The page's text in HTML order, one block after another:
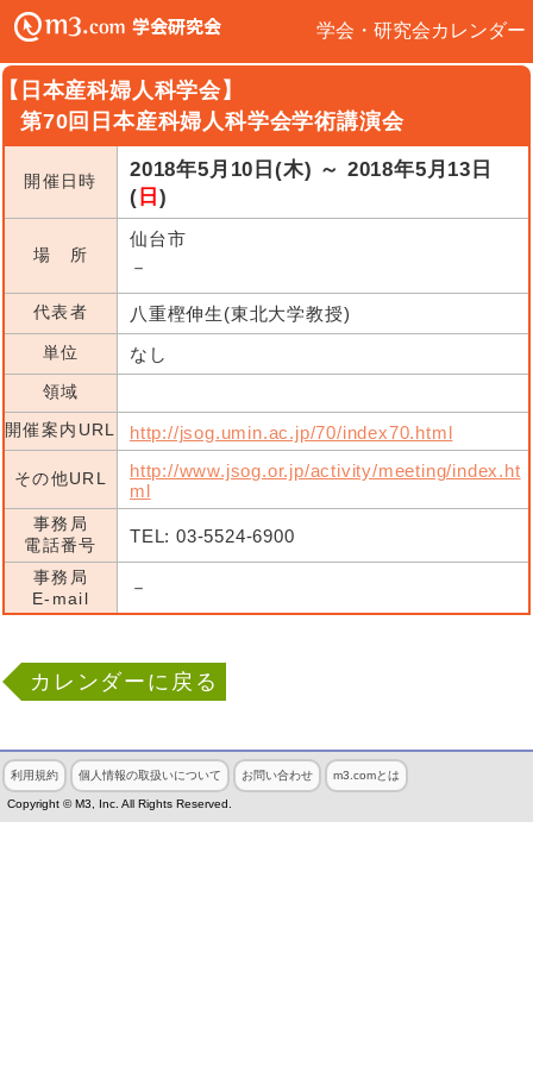
学会・研究会カレンダー
日本産科婦人科学会】
第70回日本産科婦人科学会学術講演会
開催日時
2018年5月10日(木) ～ 2018年5月13日
( 日 )
場 所
仙台市
－
代表者 八重樫伸生(東北大学教授)
単位 なし
領域
開催案内URL
http://jsog.umin.ac.jp/70/index70.html
その他URL
http://www.jsog.or.jp/activity/meeting/index.ht
ml
事務局
電話番号
TEL: 03-5524-6900
事務局
E-mail
－
カレンダーに戻る
利用規約 個人情報の取扱いについて お問い合わせ m3.comとは
Copyright © M3, Inc. All Rights Reserved.